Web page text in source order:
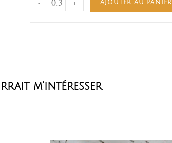
- + AJOUTER AU PANIER
m’intéresser